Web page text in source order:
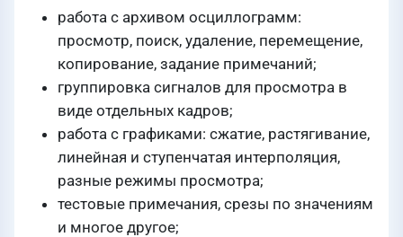
работа с архивом осциллограмм:
просмотр, поиск, удаление, перемещение,
копирование, задание примечаний;
группировка сигналов для просмотра в
виде отдельных кадров;
работа с графиками: сжатие, растягивание,
линейная и ступенчатая интерполяция,
разные режимы просмотра;
тестовые примечания, срезы по значениям
и многое другое;